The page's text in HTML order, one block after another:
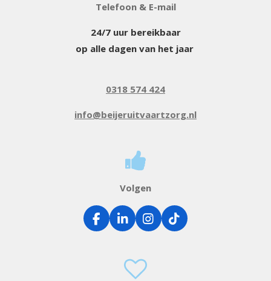
Telefoon & E-mail
24/7 uur bereikbaar
op alle dagen van het jaar
0318 574 424
info@beijeruitvaartzorg.nl
Volgen
F
a
L
i
k
e
I
n
T
i